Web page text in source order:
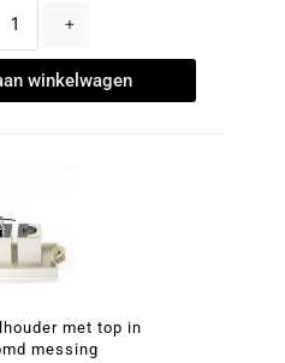
+
winkelwagen
met top in
messing